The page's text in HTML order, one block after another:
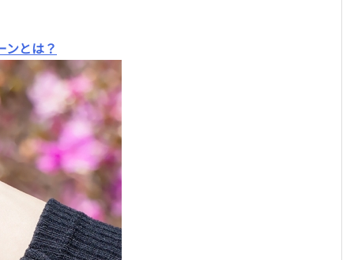
とは？